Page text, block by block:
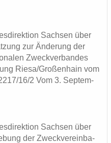
Sach­sen über
zur Än­de­rung der
Zweck­ver­ban­des
Riesa/Gro­ßen­hain vom
16/2 Vom 3. Sep­tem­
Sach­sen über
der Zweck­ver­ein­ba­